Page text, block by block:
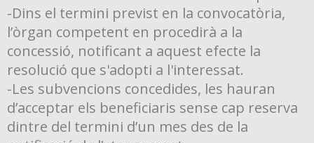
-Dins el termini previst en la convocatòria,
l’òrgan competent en procedirà a la
concessió, notificant a aquest efecte la
resolució que s'adopti a l'interessat.
-Les subvencions concedides, les hauran
d’acceptar els beneficiaris sense cap reserva
dintre del termini d’un mes des de la